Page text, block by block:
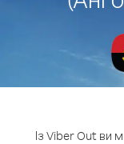
Із Viber Out ви